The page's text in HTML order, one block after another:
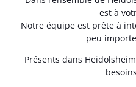
est à
Notre équipe est prête à
peu
Présents dans